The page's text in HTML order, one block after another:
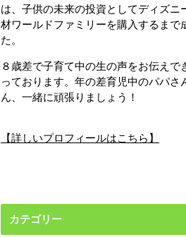
は、子供の未来の投資としてディズニ
材ワールドファミリーを購入するまで
た。
８歳差で子育て中の生の声をお伝えで
っております。年の差育児中のパパさ
ん、一緒に頑張りましょう！
【詳しいプロフィールはこちら】
カテゴリー